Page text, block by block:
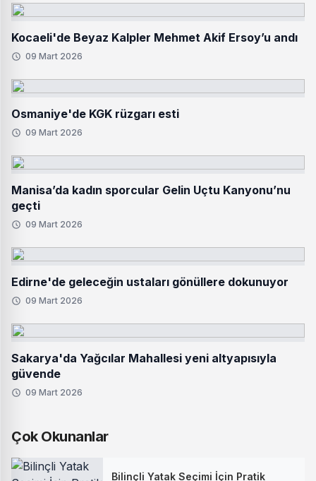
Kocaeli'de Beyaz Kalpler Mehmet Akif Ersoy’u andı
09 Mart 2026
Osmaniye'de KGK rüzgarı esti
09 Mart 2026
Manisa’da kadın sporcular Gelin Uçtu Kanyonu’nu
geçti
09 Mart 2026
Edirne'de geleceğin ustaları gönüllere dokunuyor
09 Mart 2026
Sakarya'da Yağcılar Mahallesi yeni altyapısıyla
güvende
09 Mart 2026
Çok Okunanlar
Bilinçli Yatak Seçimi İçin Pratik